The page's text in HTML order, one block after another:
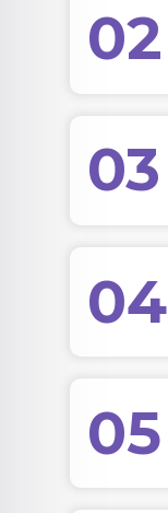
02
03
04
05